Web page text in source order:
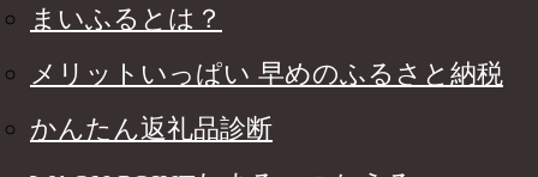
まいふるとは？
メリットいっぱい 早めのふるさと納税
かんたん返礼品診断